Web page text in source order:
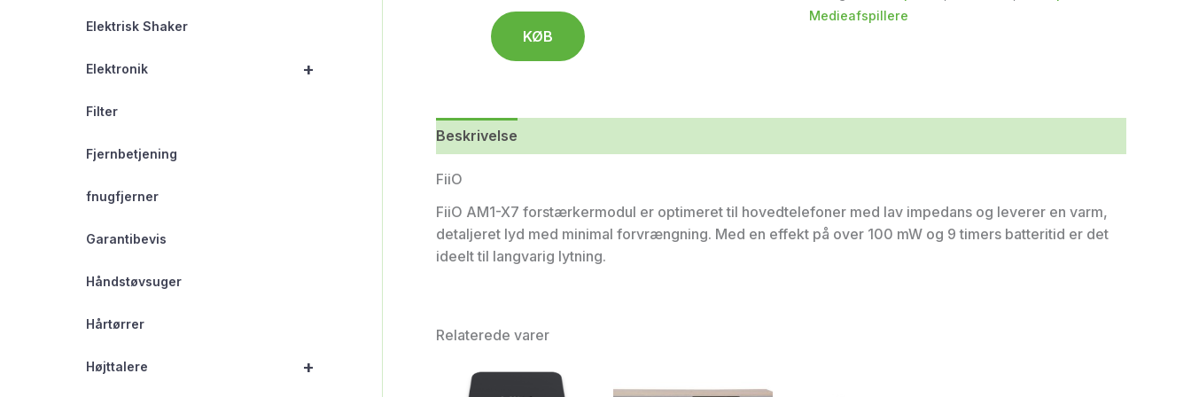
Elektrisk Shaker
+
Elektronik
Filter
Fjernbetjening
fnugfjerner
Garantibevis
Håndstøvsuger
Hårtørrer
+
Højttalere
Medieafspillere
KØB
Beskrivelse
FiiO
FiiO AM1-X7 forstærkermodul er optimeret til hovedtelefoner med lav impedans og leverer en varm,
detaljeret lyd med minimal forvrængning. Med en effekt på over 100 mW og 9 timers batteritid er det
ideelt til langvarig lytning.
Relaterede varer